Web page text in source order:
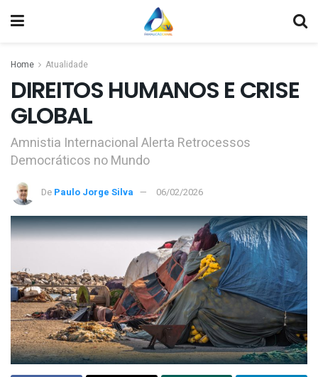
Home Atualidade
DIREITOS HUMANOS E CRISE
GLOBAL
Amnistia Internacional Alerta Retrocessos
Democráticos no Mundo
De Paulo Jorge Silva 06/02/2026